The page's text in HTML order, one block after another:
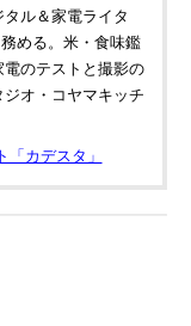
ル＆家電ライタ
める。米・食味鑑
のテストと撮影の
オ・コヤマキッチ
「カデスタ」